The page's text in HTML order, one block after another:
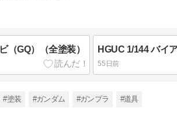
（GQ）（全塗装） HGUC 1/144 バイ
55日前
#塗装 #ガンダム #ガンプラ #道具